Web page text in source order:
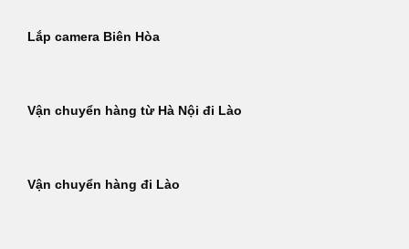
Lắp camera Biên Hòa
Vận chuyển hàng từ Hà Nội đi Lào
Vận chuyển hàng đi Lào